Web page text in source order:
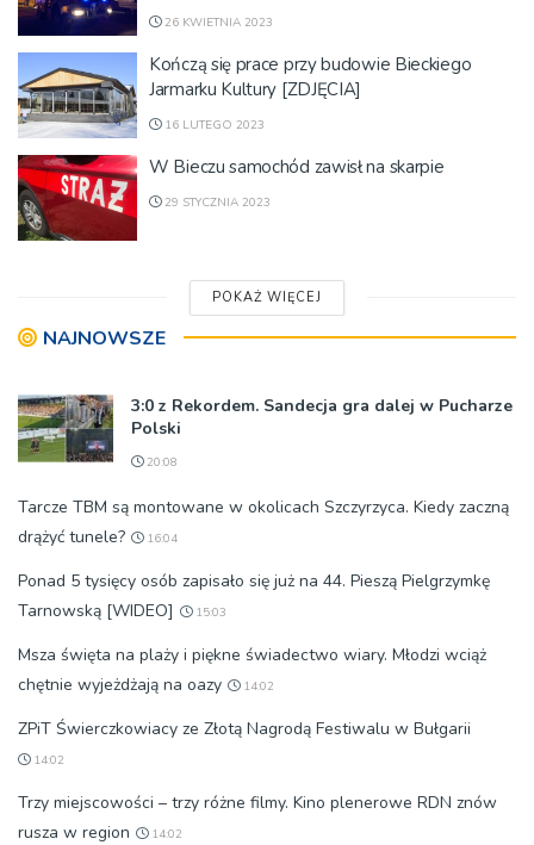
26 KWIETNIA 2023
Kończą się prace przy budowie Bieckiego
Jarmarku Kultury [ZDJĘCIA]
16 LUTEGO 2023
W Bieczu samochód zawisł na skarpie
29 STYCZNIA 2023
POKAŻ WIĘCEJ
NAJNOWSZE
3:0 z Rekordem. Sandecja gra dalej w Pucharze
Polski
20:08
Tarcze TBM są montowane w okolicach Szczyrzyca. Kiedy zaczną
drążyć tunele?
16:04
Ponad 5 tysięcy osób zapisało się już na 44. Pieszą Pielgrzymkę
Tarnowską [WIDEO]
15:03
Msza święta na plaży i piękne świadectwo wiary. Młodzi wciąż
chętnie wyjeżdżają na oazy
14:02
ZPiT Świerczkowiacy ze Złotą Nagrodą Festiwalu w Bułgarii
14:02
Trzy miejscowości – trzy różne filmy. Kino plenerowe RDN znów
rusza w region
14:02